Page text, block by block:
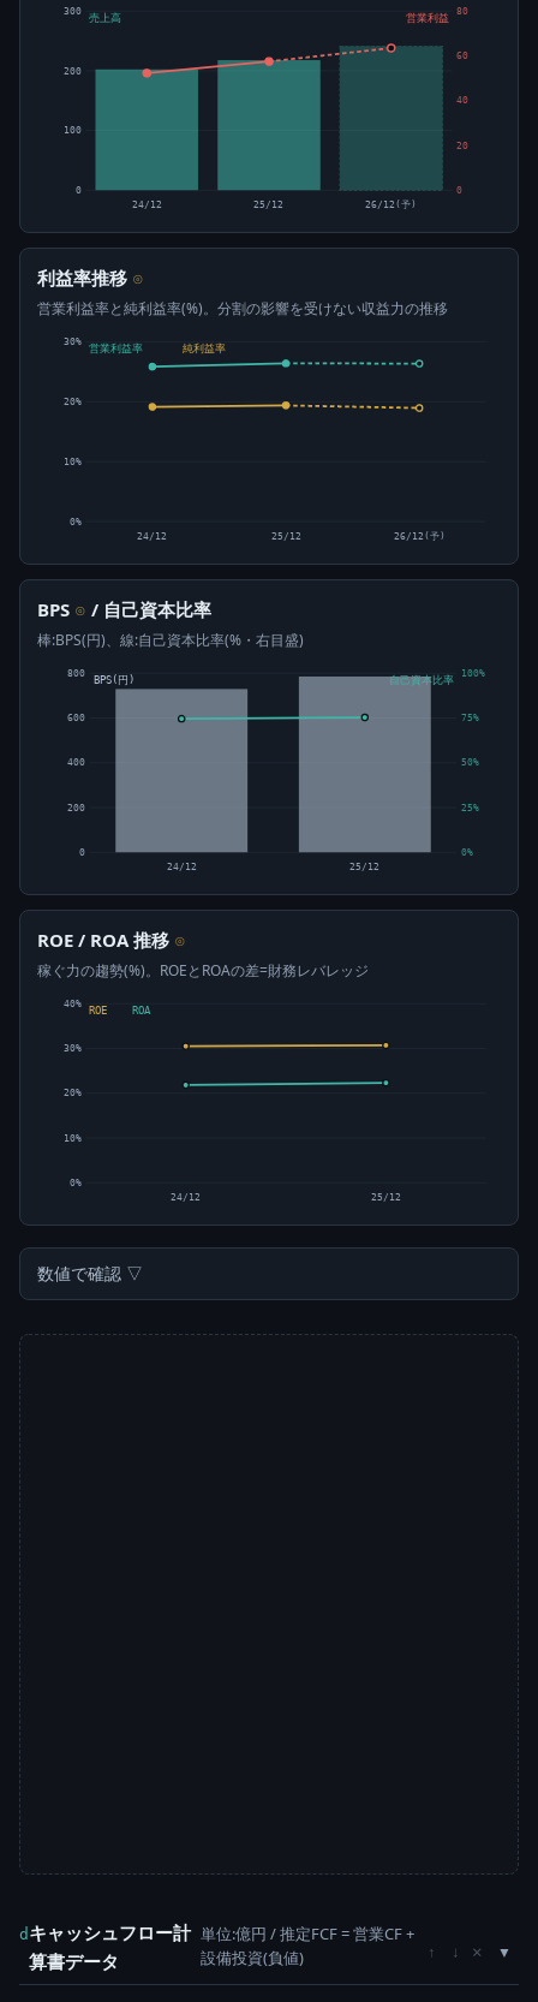
0
100
200
300
0
20
40
60
80
24/12 25/12 26/12(予)
売上高 営業利益
利益率推移 ⊙
営業利益率と純利益率(%)。分割の影響を受けない収益力の推移
0%
10%
20%
30%
営業利益率 純利益率
24/12 25/12 26/12(予)
BPS ⊙ / 自己資本比率
棒:BPS(円)、線:自己資本比率(%・右目盛)
0
200
400
600
800
0%
25%
50%
75%
100%
24/12 25/12
BPS(円) 自己資本比率
ROE / ROA 推移 ⊙
稼ぐ力の趨勢(%)。ROEとROAの差=財務レバレッジ
0%
10%
20%
30%
40%
ROE ROA
24/12 25/12
数値で確認 ▽
d キャッシュフロー計
算書データ
単位:億円 / 推定FCF = 営業CF +
設備投資(負値)
↑ ↓ ×